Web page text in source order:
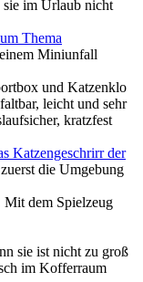
sie im Urlaub nicht
Thema
Miniunfall
und Katzenklo
leicht und sehr
kratzfest
Katzengeschrirr der
die Umgebung
Mit dem Spielzeug
sie ist nicht zu groß
im Kofferraum